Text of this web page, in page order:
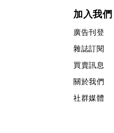
加入我們
廣告刊登
雜誌訂閱
買賣訊息
關於我們
社群媒體